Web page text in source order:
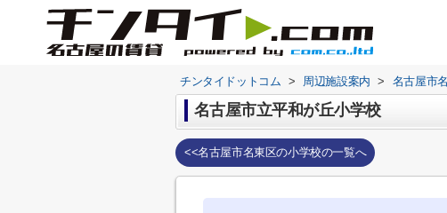
チンタイドットコム > 周辺施設案内 > 名古屋市
名古屋市立平和が丘小学校
<<名古屋市名東区の小学校の一覧へ